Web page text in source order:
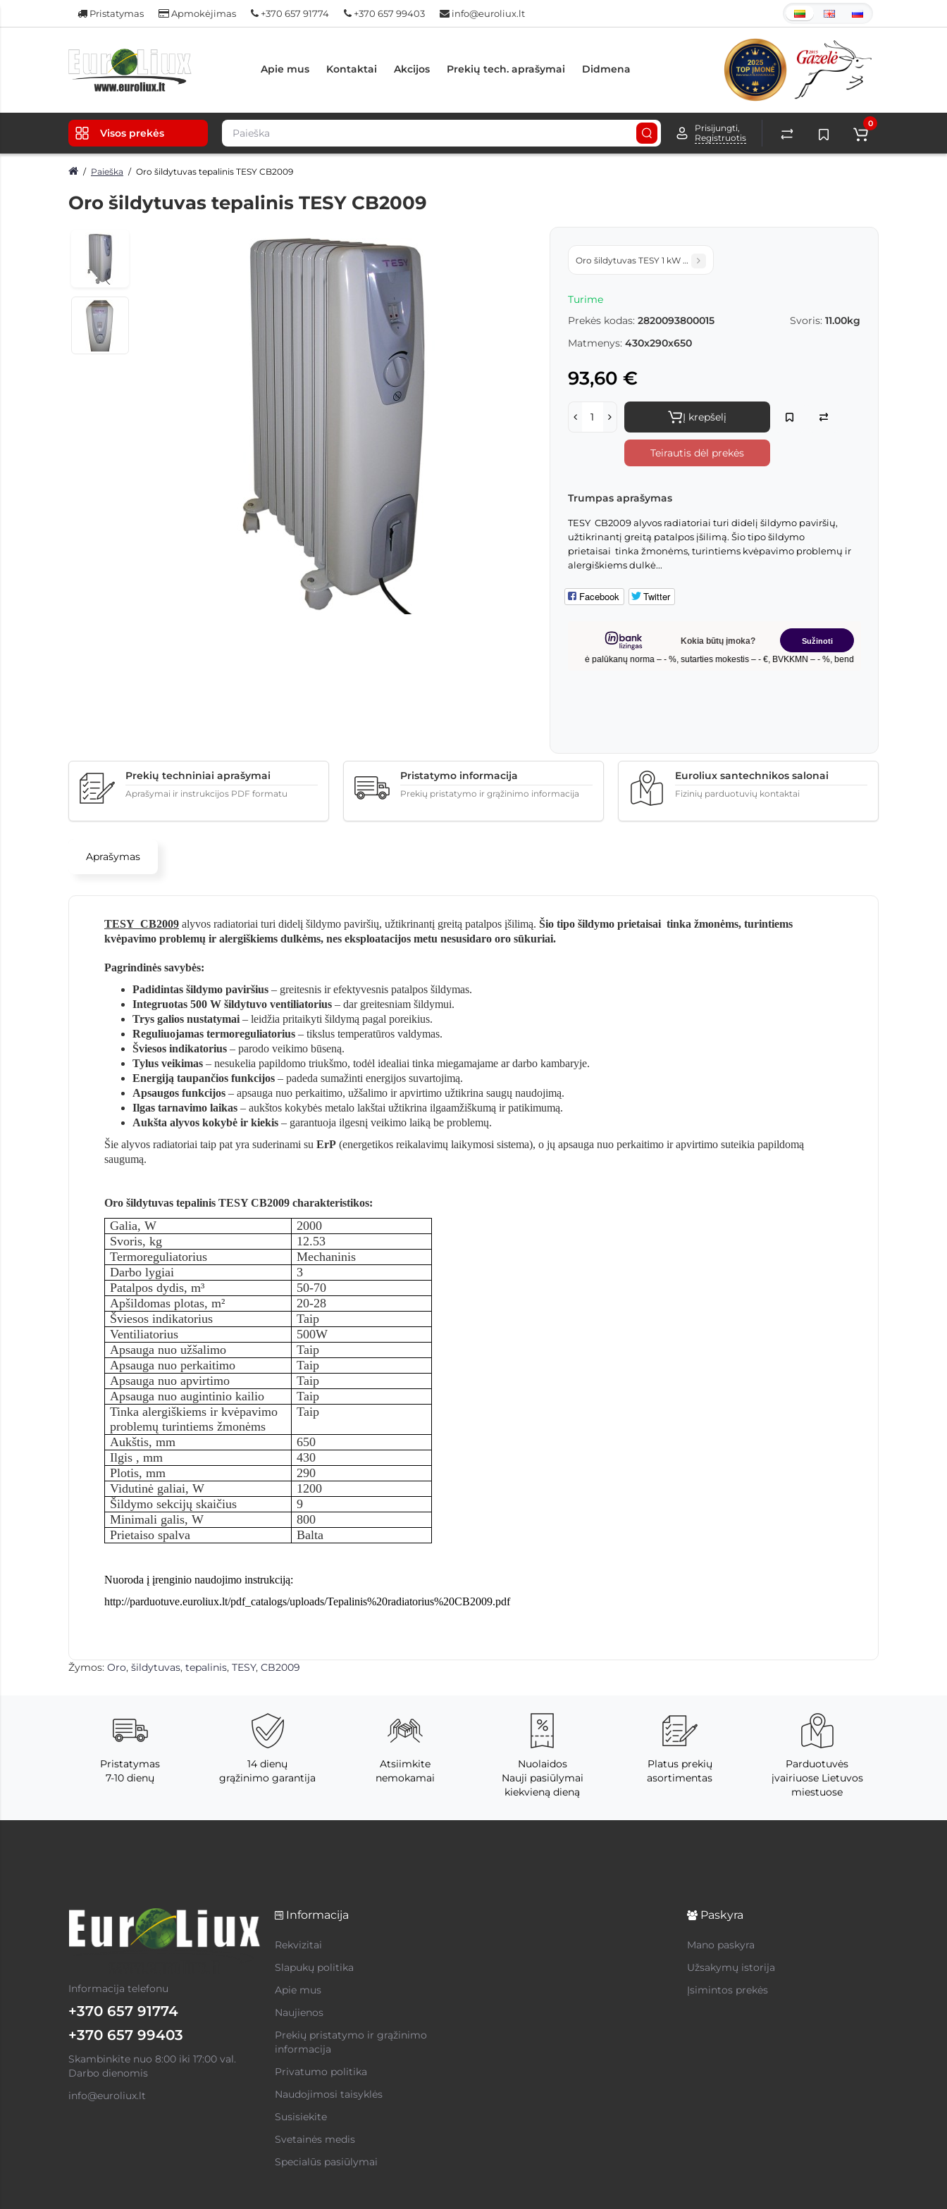
Pristatymas Apmokėjimas +370 657 91774 +370 657 99403 info@euroliux.lt
Apie mus Kontaktai Akcijos Prekių tech. aprašymai Didmena
Visos prekės
Prisijungti,
Registruotis
0
Paieška Oro šildytuvas tepalinis TESY CB2009
Oro šildytuvas tepalinis TESY CB2009
Oro šildytuvas TESY 1 kW universalus
Turime
Prekės kodas: 2820093800015 Svoris: 11.00kg
Matmenys: 430x290x650
93,60 €
Į krepšelį
Teirautis dėl prekės
Trumpas aprašymas
TESY CB2009 alyvos radiatoriai turi didelį šildymo paviršių,
užtikrinantį greitą patalpos įšilimą. Šio tipo šildymo
prietaisai tinka žmonėms, turintiems kvėpavimo problemų ir
alergiškiems dulkė...
Facebook Twitter
Prekių techniniai aprašymai
Aprašymai ir instrukcijos PDF formatu
Pristatymo informacija
Prekių pristatymo ir grąžinimo informacija
Euroliux santechnikos salonai
Fizinių parduotuvių kontaktai
Aprašymas
TESY CB2009 alyvos radiatoriai turi didelį šildymo paviršių, užtikrinantį greitą patalpos įšilimą. Šio tipo šildymo prietaisai tinka žmonėms, turintiems
kvėpavimo problemų ir alergiškiems dulkėms, nes eksploatacijos metu nesusidaro oro sūkuriai.
Pagrindinės savybės:
Padidintas šildymo paviršius – greitesnis ir efektyvesnis patalpos šildymas.
Integruotas 500 W šildytuvo ventiliatorius – dar greitesniam šildymui.
Trys galios nustatymai – leidžia pritaikyti šildymą pagal poreikius.
Reguliuojamas termoreguliatorius – tikslus temperatūros valdymas.
Šviesos indikatorius – parodo veikimo būseną.
Tylus veikimas – nesukelia papildomo triukšmo, todėl idealiai tinka miegamajame ar darbo kambaryje.
Energiją taupančios funkcijos – padeda sumažinti energijos suvartojimą.
Apsaugos funkcijos – apsauga nuo perkaitimo, užšalimo ir apvirtimo užtikrina saugų naudojimą.
Ilgas tarnavimo laikas – aukštos kokybės metalo lakštai užtikrina ilgaamžiškumą ir patikimumą.
Aukšta alyvos kokybė ir kiekis – garantuoja ilgesnį veikimo laiką be problemų.
Šie alyvos radiatoriai taip pat yra suderinami su ErP (energetikos reikalavimų laikymosi sistema), o jų apsauga nuo perkaitimo ir apvirtimo suteikia papildomą
saugumą.
Oro šildytuvas tepalinis TESY CB2009 charakteristikos:
Galia, W
2000
Svoris, kg
12.53
Termoreguliatorius
Mechaninis
Darbo lygiai
3
Patalpos dydis, m³
50-70
Apšildomas plotas,m²
20-28
Šviesos indikatorius
Taip
Ventiliatorius
500W
Apsauga nuo užšalimo
Taip
Apsauga nuo perkaitimo
Taip
Apsauga nuo apvirtimo
Taip
Apsauga nuo augintinio kailio
Taip
Tinka alergiškiems ir kvėpavimo
problemų turintiems žmonėms
Taip
Aukštis, mm
650
Ilgis , mm
430
Plotis, mm
290
Vidutinė galiai, W
1200
Šildymo sekcijų skaičius
9
Minimali galis, W
800
Prietaiso spalva
Balta
Nuoroda į įrenginio naudojimo instrukciją:
http://parduotuve.euroliux.lt/pdf_catalogs/uploads/Tepalinis%20radiatorius%20CB2009.pdf
Žymos: Oro, šildytuvas, tepalinis, TESY, CB2009
Pristatymas
7-10 dienų
14 dienų
grąžinimo garantija
Atsiimkite
nemokamai
Nuolaidos
Nauji pasiūlymai
kiekvieną dieną
Platus prekių
asortimentas
Parduotuvės
įvairiuose Lietuvos
miestuose
Informacija telefonu
+370 657 91774
+370 657 99403
Skambinkite nuo 8:00 iki 17:00 val.
Darbo dienomis
info@euroliux.lt
Informacija
Rekvizitai
Slapukų politika
Apie mus
Naujienos
Prekių pristatymo ir grąžinimo
informacija
Privatumo politika
Naudojimosi taisyklės
Susisiekite
Svetainės medis
Specialūs pasiūlymai
Paskyra
Mano paskyra
Užsakymų istorija
Įsimintos prekės